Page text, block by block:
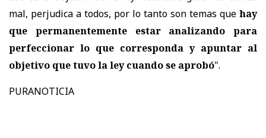
mal, perjudica a todos, por lo tanto son temas que hay
que permanentemente estar analizando para
perfeccionar lo que corresponda y apuntar al
objetivo que tuvo la ley cuando se aprobó".
PURANOTICIA